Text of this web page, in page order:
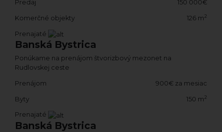
Predaj 150 000€
Komerčné objekty 126 m2
Prenajaté
Banská Bystrica
Ponúkame na prenájom štvorizbový mezonet na
Rudlovskej ceste
Prenájom 900€ za mesiac
Byty 150 m2
Prenajaté
Banská Bystrica